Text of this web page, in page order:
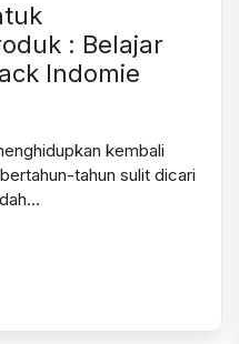
: Belajar
Indomie
kembali
tahun sulit dicari